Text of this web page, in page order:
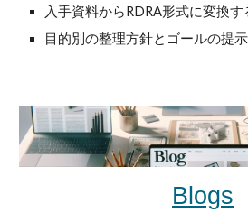
入手資料からRDRA形式に変換す
目的別の整理方針とゴールの提示
Blogs